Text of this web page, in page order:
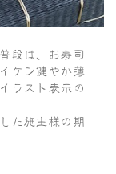
段は、お寿司
ケン健やか薄
ラスト表示の
た施主様の期